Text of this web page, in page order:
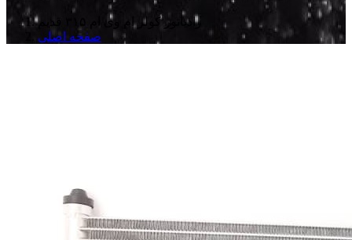
رادیاتور کولر ام وی ام ۳۱۵ قدیم
صفحه اصلی